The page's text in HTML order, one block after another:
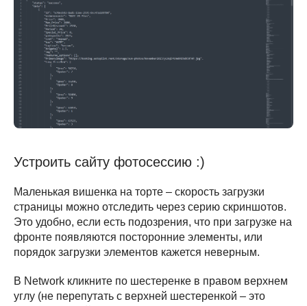
Устроить сайту фотосессию :)
Маленькая вишенка на торте – скорость загрузки
страницы можно отследить через серию скриншотов.
Это удобно, если есть подозрения, что при загрузке на
фронте появляются посторонние элементы, или
порядок загрузки элементов кажется неверным.
В Network кликните по шестеренке в правом верхнем
углу (не перепутать с верхней шестеренкой – это